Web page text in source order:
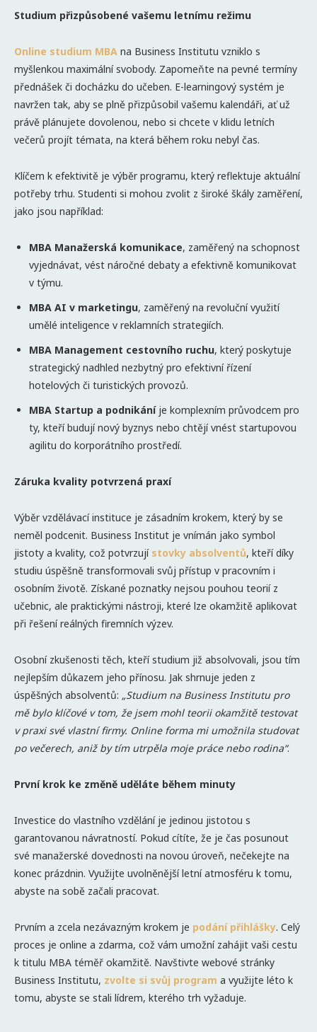
Studium přizpůsobené vašemu letnímu režimu
Online studium MBA na Business Institutu vzniklo s
myšlenkou maximální svobody. Zapomeňte na pevné termíny
přednášek či docházku do učeben. E-learningový systém je
navržen tak, aby se plně přizpůsobil vašemu kalendáři, ať už
právě plánujete dovolenou, nebo si chcete v klidu letních
večerů projít témata, na která během roku nebyl čas.
Klíčem k efektivitě je výběr programu, který reflektuje aktuální
potřeby trhu. Studenti si mohou zvolit z široké škály zaměření,
jako jsou například:
MBA Manažerská komunikace, zaměřený na schopnost
vyjednávat, vést náročné debaty a efektivně komunikovat
v týmu.
MBA AI v marketingu, zaměřený na revoluční využití
umělé inteligence v reklamních strategiích.
MBA Management cestovního ruchu, který poskytuje
strategický nadhled nezbytný pro efektivní řízení
hotelových či turistických provozů.
MBA Startup a podnikáníje komplexním průvodcem pro
ty, kteří budují nový byznys nebo chtějí vnést startupovou
agilitu do korporátního prostředí.
Záruka kvality potvrzená praxí
Výběr vzdělávací instituce je zásadním krokem, který by se
neměl podcenit. Business Institut je vnímán jako symbol
jistoty a kvality, což potvrzují stovky absolventů, kteří díky
studiu úspěšně transformovali svůj přístup v pracovním i
osobním životě. Získané poznatky nejsou pouhou teorií z
učebnic, ale praktickými nástroji, které lze okamžitě aplikovat
při řešení reálných firemních výzev.
Osobní zkušenosti těch, kteří studium již absolvovali, jsou tím
nejlepším důkazem jeho přínosu. Jak shrnuje jeden z
úspěšných absolventů: „Studium na Business Institutu pro
mě bylo klíčové v tom, že jsem mohl teorii okamžitě testovat
v praxi své vlastní firmy. Online forma mi umožnila studovat
po večerech, aniž by tím utrpěla moje práce nebo rodina“.
První krok ke změně uděláte během minuty
Investice do vlastního vzdělání je jedinou jistotou s
garantovanou návratností. Pokud cítíte, že je čas posunout
své manažerské dovednosti na novou úroveň, nečekejte na
konec prázdnin. Využijte uvolněnější letní atmosféru k tomu,
abyste na sobě začali pracovat.
Prvním a zcela nezávazným krokem je podání přihlášky. Celý
proces je online a zdarma, což vám umožní zahájit vaši cestu
k titulu MBA téměř okamžitě. Navštivte webové stránky
Business Institutu, zvolte si svůj program a využijte léto k
tomu, abyste se stali lídrem, kterého trh vyžaduje.